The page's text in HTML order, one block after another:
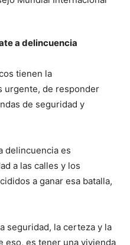
a delincuencia
tienen la
urgente, de responder
de seguridad y
delincuencia es
a las calles y los
a ganar esa batalla,
seguridad, la certeza y la
eso, es tener una vivienda